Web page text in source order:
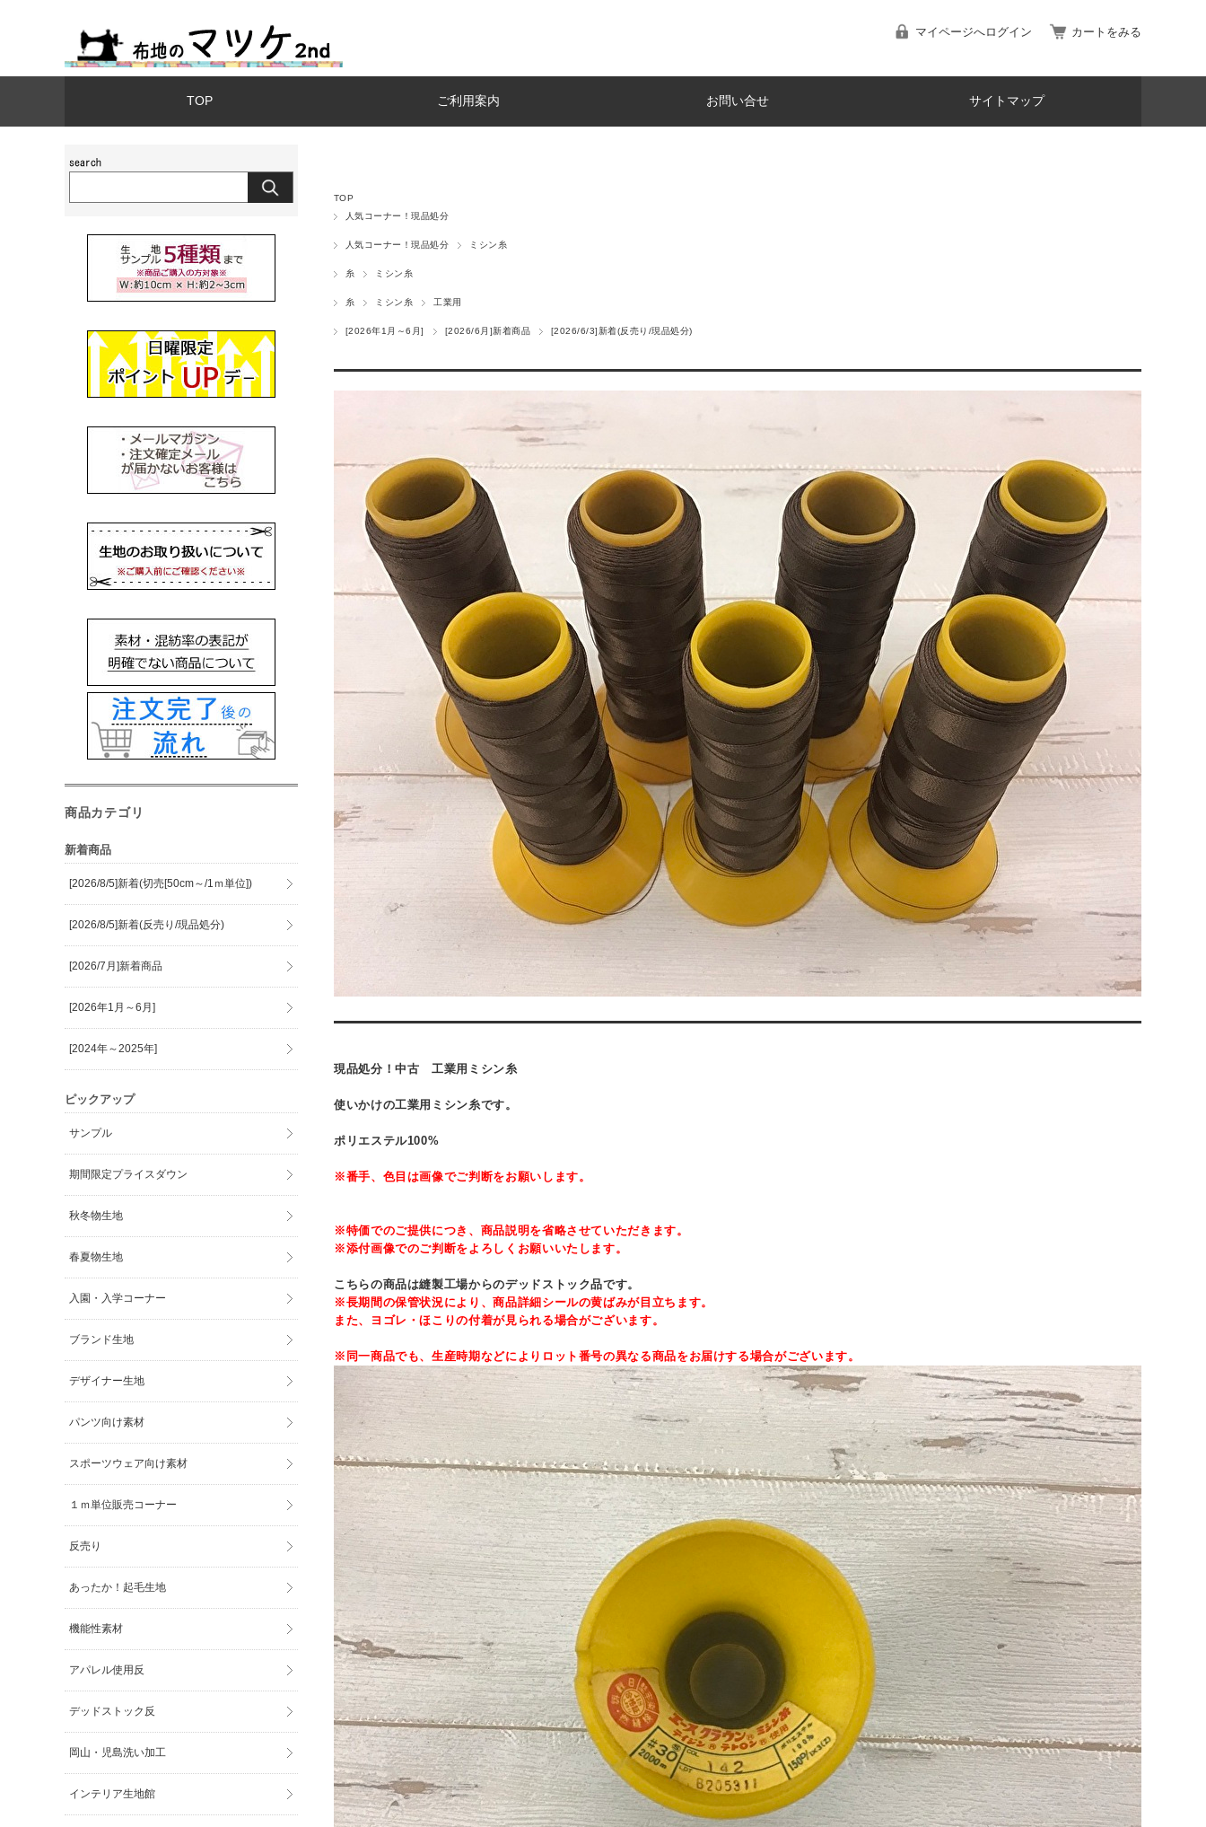
マイページへログイン カートをみる
TOP ご利用案内 お問い合せ サイトマップ
TOP
人気コーナー！現品処分
人気コーナー！現品処分 ミシン糸
糸 ミシン糸
糸 ミシン糸 工業用
[2026年1月～6月] [2026/6月]新着商品 [2026/6/3]新着(反売り/現品処分)
現品処分！中古 工業用ミシン糸
使いかけの工業用ミシン糸です。
ポリエステル100%
※番手、色目は画像でご判断をお願いします。
※特価でのご提供につき、商品説明を省略させていただきます。
※添付画像でのご判断をよろしくお願いいたします。
こちらの商品は縫製工場からのデッドストック品です。
※長期間の保管状況により、商品詳細シールの黄ばみが目立ちます。
また、ヨゴレ・ほこりの付着が見られる場合がございます。
※同一商品でも、生産時期などによりロット番号の異なる商品をお届けする場合がございます。
商品カテゴリ
新着商品
[2026/8/5]新着(切売[50cm～/1ｍ単位])
[2026/8/5]新着(反売り/現品処分)
[2026/7月]新着商品
[2026年1月～6月]
[2024年～2025年]
ピックアップ
サンプル
期間限定プライスダウン
秋冬物生地
春夏物生地
入園・入学コーナー
ブランド生地
デザイナー生地
パンツ向け素材
スポーツウェア向け素材
１ｍ単位販売コーナー
反売り
あったか！起毛生地
機能性素材
アパレル使用反
デッドストック反
岡山・児島洗い加工
インテリア生地館